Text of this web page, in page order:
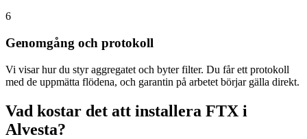
6
Genomgång och protokoll
Vi visar hur du styr aggregatet och byter filter. Du får ett protokoll
med de uppmätta flödena, och garantin på arbetet börjar gälla direkt.
Vad kostar det att installera FTX i
Alvesta?